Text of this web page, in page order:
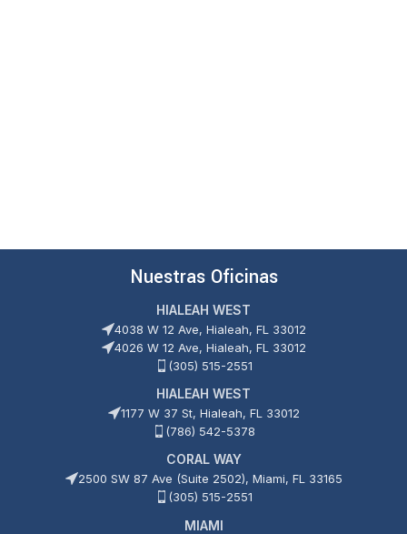
Nuestras Oficinas
HIALEAH WEST
4038 W 12 Ave, Hialeah, FL 33012
4026 W 12 Ave, Hialeah, FL 33012
(305) 515-2551
HIALEAH WEST
1177 W 37 St, Hialeah, FL 33012
(786) 542-5378
CORAL WAY
2500 SW 87 Ave (Suite 2502), Miami, FL 33165
(305) 515-2551
MIAMI